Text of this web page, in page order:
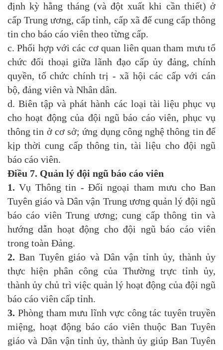
định kỳ hằng tháng (và đột xuất khi cần thiết) ở
cấp Trung ương, cấp tỉnh, cấp xã để cung cấp thông
tin cho báo cáo viên theo từng cấp.
c. Phối hợp với các cơ quan liên quan tham mưu tổ
chức đối thoại giữa lãnh đạo cấp ủy đảng, chính
quyền, tổ chức chính trị - xã hội các cấp với cán
bộ, đảng viên và Nhân dân.
d. Biên tập và phát hành các loại tài liệu phục vụ
cho hoạt động của đội ngũ báo cáo viên, phục vụ
thông tin ở cơ sở; ứng dụng công nghệ thông tin để
kịp thời cung cấp thông tin, tài liệu cho đội ngũ
báo cáo viên.
Điều 7. Quản lý đội ngũ báo cáo viên
1. Vụ Thông tin - Đối ngoại tham mưu cho Ban
Tuyên giáo và Dân vận Trung ương quản lý đội ngũ
báo cáo viên Trung ương; cung cấp thông tin và
hướng dẫn hoạt động cho đội ngũ báo cáo viên
trong toàn Đảng.
2. Ban Tuyên giáo và Dân vận tỉnh ủy, thành ủy
thực hiện phân công của Thường trực tỉnh ủy,
thành ủy chủ trì việc quản lý hoạt động của đội ngũ
báo cáo viên cấp tỉnh.
3. Phòng tham mưu lĩnh vực công tác tuyên truyền
miệng, hoạt động báo cáo viên thuộc Ban Tuyên
giáo và Dân vận tỉnh ủy, thành ủy giúp Ban Tuyên